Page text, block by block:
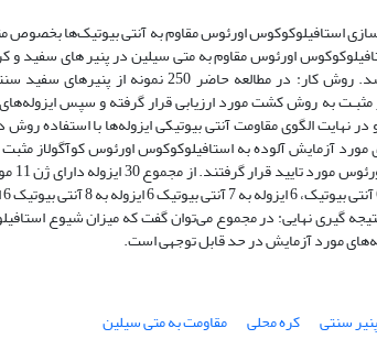
استافیلوکوکوس اورئوس مقاوم به آنتی بیوتیک‌ها
حساسیت آنتی بیوتیکی آنها می باشد. روش
مثبـت به روش کشت مورد ارزیابی قرار گرفته و سپس
گیری نهایی: در مجموع می‌توان گفت که میزان شیوع
مورد آزمایش در حد قابل توجهی است.
پنیر سنتی کره محلی مقاومت به متی سیلین